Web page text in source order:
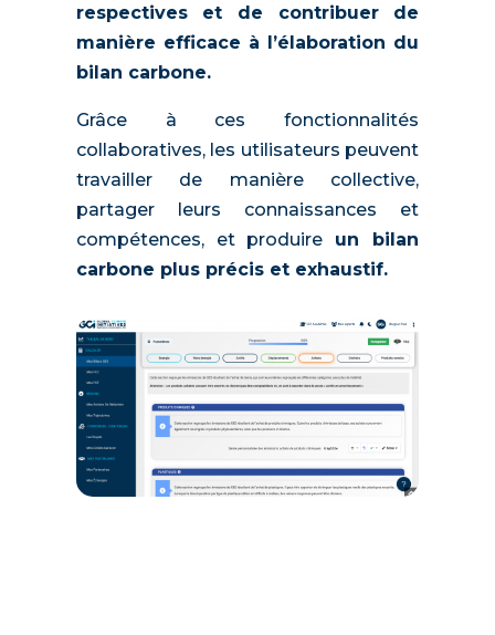
respectives et de contribuer de
manière efficace à l’élaboration du
bilan carbone.
Grâce à ces fonctionnalités
collaboratives, les utilisateurs peuvent
travailler de manière collective,
partager leurs connaissances et
compétences, et produire un bilan
carbone plus précis et exhaustif.